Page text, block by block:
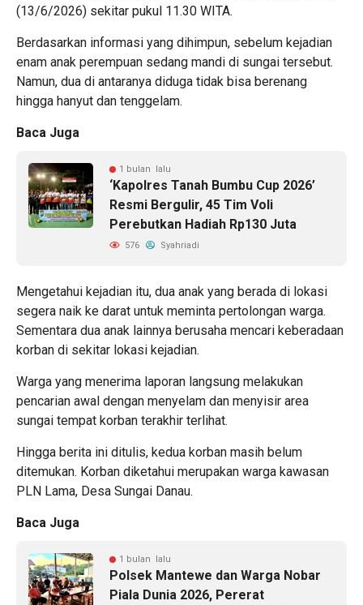
(13/6/2026) sekitar pukul 11.30 WITA.
Berdasarkan informasi yang dihimpun, sebelum kejadian
enam anak perempuan sedang mandi di sungai tersebut.
Namun, dua di antaranya diduga tidak bisa berenang
hingga hanyut dan tenggelam.
Baca Juga
1 bulan lalu
‘Kapolres Tanah Bumbu Cup 2026’
Resmi Bergulir, 45 Tim Voli
Perebutkan Hadiah Rp130 Juta
576 Syahriadi
Mengetahui kejadian itu, dua anak yang berada di lokasi
segera naik ke darat untuk meminta pertolongan warga.
Sementara dua anak lainnya berusaha mencari keberadaan
korban di sekitar lokasi kejadian.
Warga yang menerima laporan langsung melakukan
pencarian awal dengan menyelam dan menyisir area
sungai tempat korban terakhir terlihat.
Hingga berita ini ditulis, kedua korban masih belum
ditemukan. Korban diketahui merupakan warga kawasan
PLN Lama, Desa Sungai Danau.
Baca Juga
1 bulan lalu
Polsek Mantewe dan Warga Nobar
Piala Dunia 2026, Pererat